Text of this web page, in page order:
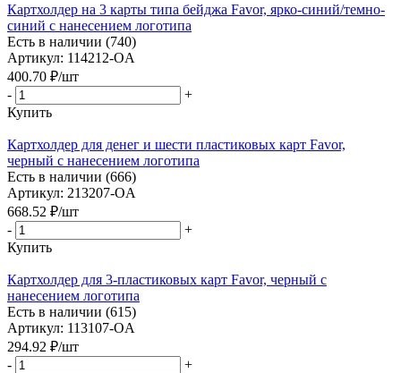
Картхолдер на 3 карты типа бейджа Favor, ярко-синий/темно-
синий с нанесением логотипа
Есть в наличии (740)
Артикул: 114212-OA
400.70 ₽/шт
-
+
Купить
Картхолдер для денег и шести пластиковых карт Favor,
черный с нанесением логотипа
Есть в наличии (666)
Артикул: 213207-OA
668.52 ₽/шт
-
+
Купить
Картхолдер для 3-пластиковых карт Favor, черный с
нанесением логотипа
Есть в наличии (615)
Артикул: 113107-OA
294.92 ₽/шт
-
+